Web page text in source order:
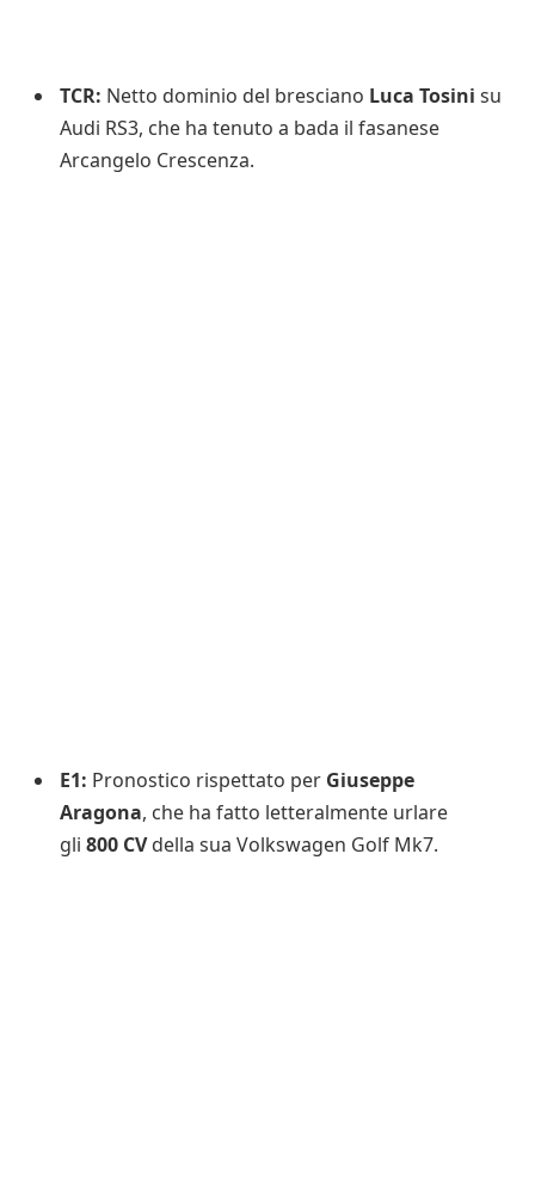
TCR: Netto dominio del bresciano Luca Tosini su
Audi RS3, che ha tenuto a bada il fasanese
Arcangelo Crescenza.
E1: Pronostico rispettato per Giuseppe
Aragona, che ha fatto letteralmente urlare
gli 800 CVdella sua Volkswagen Golf Mk7.